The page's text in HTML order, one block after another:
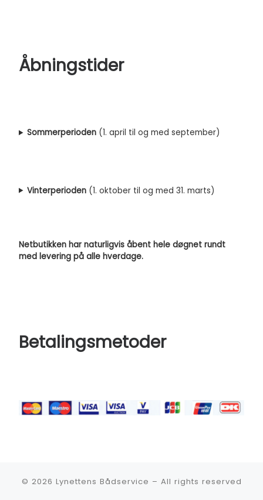
Åbningstider
Sommerperioden (1. april til og med september)
Vinterperioden (1. oktober til og med 31. marts)
Netbutikken har naturligvis åbent hele døgnet rundt
med levering på alle hverdage.
Betalingsmetoder
© 2026 Lynettens Bådservice – All rights reserved